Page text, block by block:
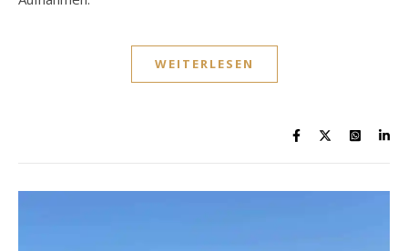
WEITERLESEN